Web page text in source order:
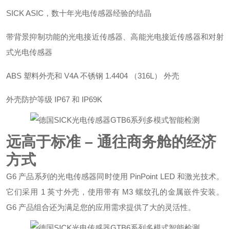
SICK ASIC，数十年光电传感器经验的结晶
带背景抑制功能的光电接近传感器、高能光电接近传感器和对射
式光电传感器
ABS 塑料外壳和 V4A 不锈钢 1.4404 （316L） 外壳
外壳防护等级 IP67 和 IP69K
远高于标准 – 通往商务舱的经济
方式
G6 产品系列的光电传感器同时使用 PinPoint LED 和激光技术。
它们采用 1 英寸外壳，使用带有 M3 螺纹孔的金属嵌件安装。
G6 产品组合还为满足您的应用需求提供了大的灵活性。